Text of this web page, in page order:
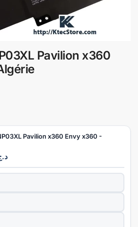
Pavilion x360
Pavilion x360 Envy x360 -